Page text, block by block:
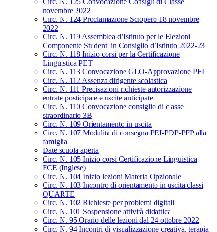
Circ. N. 125 Convocazione Consigli di Classe
novembre 2022
Circ. N. 124 Proclamazione Sciopero 18 novembre
2022
Circ. N. 119 Assemblea d’Istituto per le Elezioni
Componente Studenti in Consiglio d’Istituto 2022-23
Circ. N. 118 Inizio corsi per la Certificazione
Linguistica PET
Circ. N. 113 Convocazione GLO-Approvazione PEI
Circ. N. 112 Assenza dirigente scolastica
Circ. N. 111 Precisazioni richieste autorizzazione
entrate posticipate e uscite anticipate
Circ. N. 110 Convocazione consiglio di classe
straordinario 3B
Circ. N. 109 Orientamento in uscita
Circ. N. 107 Modalità di consegna PEI-PDP-PFP alla
famiglia
Date scuola aperta
Circ. N. 105 Inizio corsi Certificazione Linguistica
FCE (Inglese)
Circ. N. 104 Inizio lezioni Materia Opzionale
Circ. N. 103 Incontro di orientamento in uscita classi
QUARTE
Circ. N. 102 Richieste per problemi digitali
Circ. N. 101 Sospensione attività didattica
Circ. N. 95 Orario delle lezioni dal 24 ottobre 2022
Circ. N. 94 Incontri di visualizzazione creativa, terapia